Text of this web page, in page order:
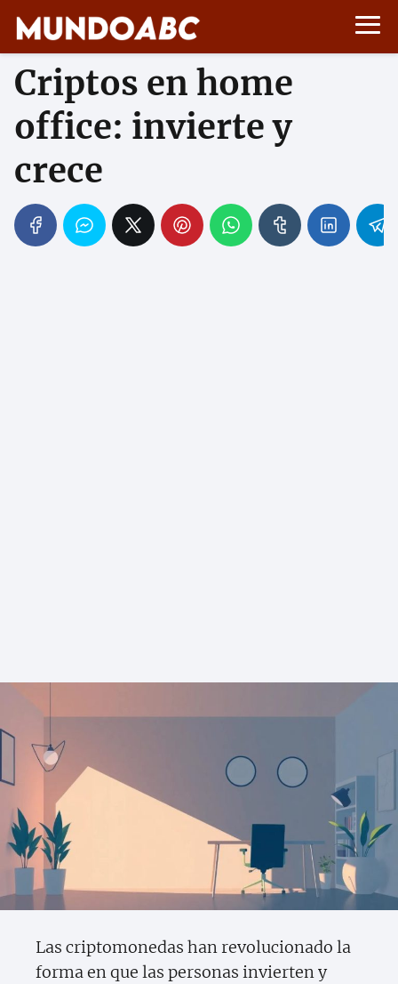
Criptos en home
office: invierte y
crece
Las criptomonedas han revolucionado la
forma en que las personas invierten y